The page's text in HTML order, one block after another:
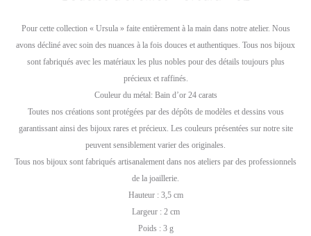
Pour cette collection « Ursula » faite entièrement à la main dans notre atelier. Nous
avons décliné avec soin des nuances à la fois douces et authentiques. Tous nos bijoux
sont fabriqués avec les matériaux les plus nobles pour des détails toujours plus
précieux et raffinés.
Couleur du métal: Bain d’or 24 carats
Toutes nos créations sont protégées par des dépôts de modèles et dessins vous
garantissant ainsi des bijoux rares et précieux. Les couleurs présentées sur notre site
peuvent sensiblement varier des originales.
Tous nos bijoux sont fabriqués artisanalement dans nos ateliers par des professionnels
de la joaillerie.
Hauteur : 3,5 cm
Largeur : 2 cm
Poids : 3 g